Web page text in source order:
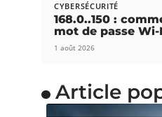
CYBERSÉCURITÉ
168.0..150 :
mot de passe Wi-
1 août 2026
Article